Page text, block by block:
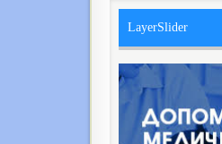
LayerSlider